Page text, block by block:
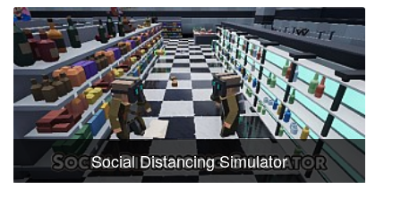
Social Distancing Simulator